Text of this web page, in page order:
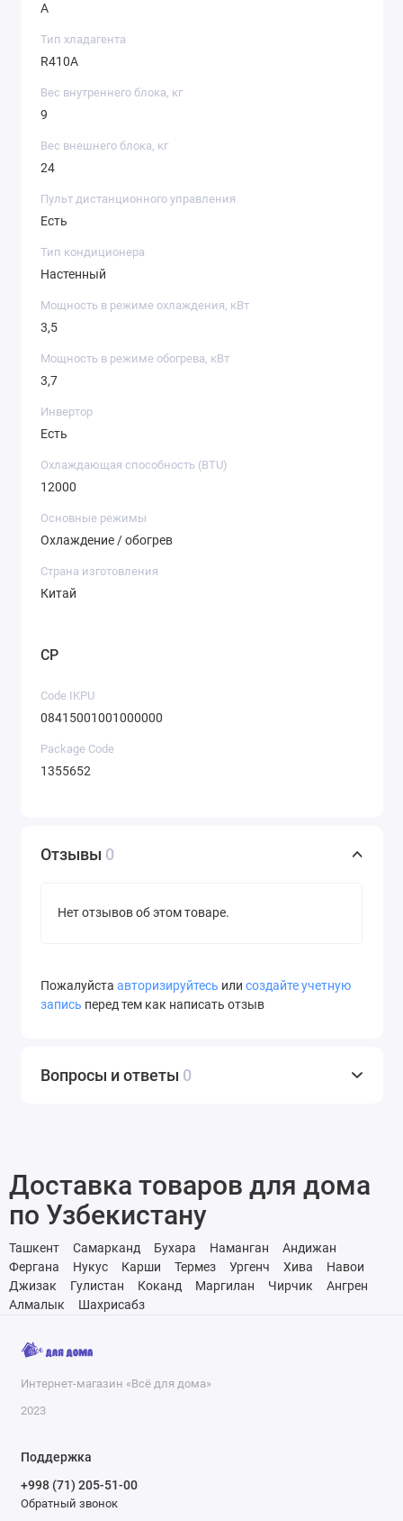
A
Тип хладагента
R410A
Вес внутреннего блока, кг
9
Вес внешнего блока, кг
24
Пульт дистанционного управления
Есть
Тип кондиционера
Настенный
Мощность в режиме охлаждения, кВт
3,5
Мощность в режиме обогрева, кВт
3,7
Инвертор
Есть
Охлаждающая способность (BTU)
12000
Основные режимы
Охлаждение / обогрев
Страна изготовления
Китай
CP
Code IKPU
08415001001000000
Package Code
1355652
Отзывы 0
Нет отзывов об этом товаре.
Пожалуйста авторизируйтесь или создайте учетную
запись перед тем как написать отзыв
Вопросы и ответы 0
Доставка товаров для дома
по Узбекистану
Ташкент Самарканд Бухара Наманган
Андижан
Фергана
Нукус Карши Термез Ургенч Хива
Навои
Джизак
Гулистан Коканд Маргилан Чирчик
Ангрен
Алмалык
Шахрисабз
Интернет-магазин «Всё для дома»
2023
Поддержка
+998 (71) 205-51-00
Обратный звонок